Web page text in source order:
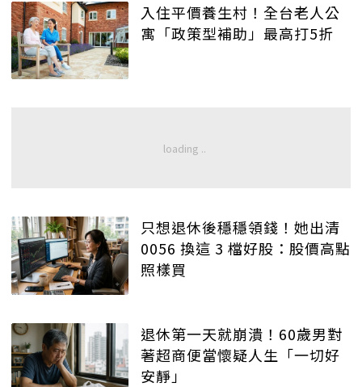
入住平價養生村！全台老人公
寓「政策型補助」最高打5折
只想退休後穩穩領錢！她出清
0056 換這 3 檔好股：股價高點
照樣買
退休第一天就崩潰！60歲男對
著超商便當懷疑人生「一切好
安靜」